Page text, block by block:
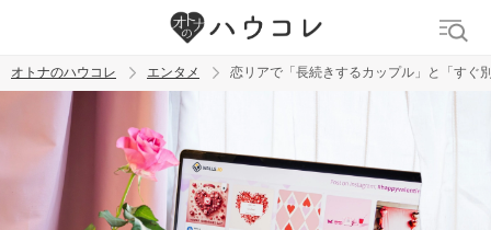
トレンド ワード
オトナのハウコレ エンタメ 恋リアで「長続きするカップル」と「すぐ